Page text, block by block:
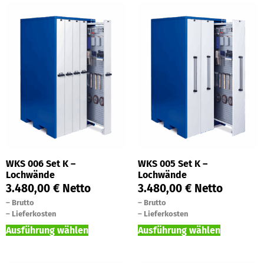
WKS 006 Set K –
Lochwände
3.480,00 € Netto
– Brutto
– Lieferkosten
Ausführung wählen
WKS 005 Set K –
Lochwände
3.480,00 € Netto
– Brutto
– Lieferkosten
Ausführung wählen